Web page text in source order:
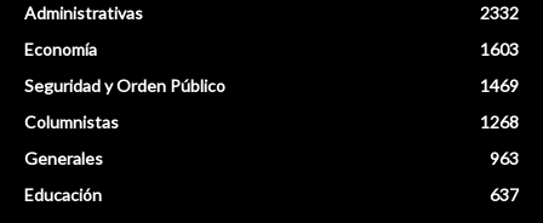
Administrativas
2332
Economía
1603
Seguridad y Orden Público
1469
Columnistas
1268
Generales
963
Educación
637